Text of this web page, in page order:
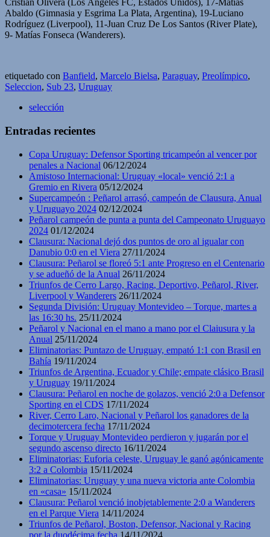
Cristian Olivera (Los Ángeles FC, Estados Unidos), 17-Matías
Abaldo (Gimnasia y Esgrima La Plata, Argentina), 19-Luciano
Rodríguez (Liverpool), 11-Juan Cruz De Los Santos (River Plate),
9- Matías Fonseca (Wanderers).
etiquetado con Banfield, Marcelo Bielsa, Paraguay, Preolímpico,
Seleccion, Sub 23, Uruguay
selección
Entradas recientes
Copa Uruguay: Defensor Sporting tricampeón al vencer por
penales a Nacional 06/12/2024
Amistoso Internacional: Uruguay «local» venció 2:1 a
Gremio en Rivera 05/12/2024
Supercampeón : Peñarol arrasó, campeón de Clausura, Anual
y Uruguayo 2024 02/12/2024
Peñarol campeón de punta a punta del Campeonato Uruguayo
2024 01/12/2024
Clausura: Nacional dejó dos puntos de oro al igualar con
Danubio 0:0 en el Viera 27/11/2024
Clausura: Peñarol se floreó 5:1 ante Progreso en el Centenario
y se adueñó de la Anual 26/11/2024
Triunfos de Cerro Largo, Racing, Deportivo, Peñarol, River,
Liverpool y Wanderers 26/11/2024
Segunda División: Uruguay Montevideo – Torque, martes a
las 16:30 hs. 25/11/2024
Peñarol y Nacional en el mano a mano por el Claiusura y la
Anual 25/11/2024
Eliminatorias: Puntazo de Uruguay, empató 1:1 con Brasil en
Bahía 19/11/2024
Triunfos de Argentina, Ecuador y Chile; empate clásico Brasil
y Uruguay 19/11/2024
Clausura: Peñarol en noche de golazos, venció 2:0 a Defensor
Sporting en el CDS 17/11/2024
River, Cerro Laro, Nacional y Peñarol los ganadores de la
decimotercera fecha 17/11/2024
Torque y Uruguay Montevideo perdieron y jugarán por el
segundo ascenso directo 16/11/2024
Eliminatorias: Euforia celeste, Uruguay le ganó agónicamente
3:2 a Colombia 15/11/2024
Eliminatorias: Uruguay y una nueva victoria ante Colombia
en «casa» 15/11/2024
Clausura: Peñarol venció inobjetablemente 2:0 a Wanderers
en el Parque Viera 14/11/2024
Triunfos de Peñarol, Boston, Defensor, Nacional y Racing
por la duodécima fecha 14/11/2024